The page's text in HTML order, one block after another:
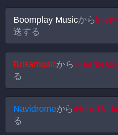
Boomplay Musicから
送する
Brisamusicから
る
Navidromeから
る